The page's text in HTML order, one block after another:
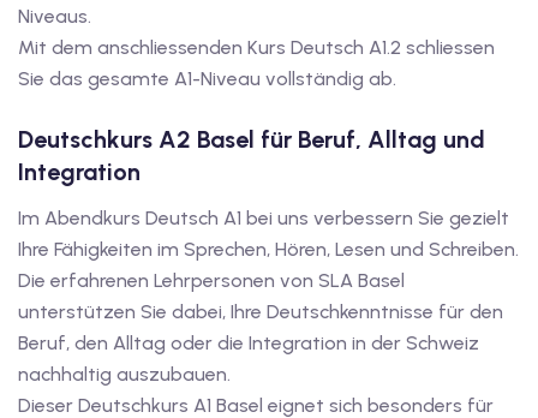
A2
Deutschkurse mit
mit Gutschein
mit Gutschein
mit
Niveaus.
Mit dem anschliessenden Kurs Deutsch A1.2 schliessen
Sie das gesamte A1-Niveau vollständig ab.
Deutschkurs A2 Basel für Beruf, Alltag und
Integration
Im Abendkurs Deutsch A1 bei uns verbessern Sie gezielt
Ihre Fähigkeiten im Sprechen, Hören, Lesen und Schreiben.
Die erfahrenen Lehrpersonen von SLA Basel
unterstützen Sie dabei, Ihre Deutschkenntnisse für den
Beruf, den Alltag oder die Integration in der Schweiz
nachhaltig auszubauen.
Dieser Deutschkurs A1 Basel eignet sich besonders für